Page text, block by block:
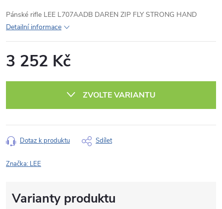
Pánské rifle LEE L707AADB DAREN ZIP FLY STRONG HAND
Detailní informace
3 252 Kč
ZVOLTE VARIANTU
Dotaz k produktu Sdílet
Značka: LEE